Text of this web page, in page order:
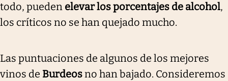
todo, pueden elevar los porcentajes de alcohol,
los críticos no se han quejado mucho.
Las puntuaciones de algunos de los mejores
vinos de Burdeosno han bajado. Consideremos